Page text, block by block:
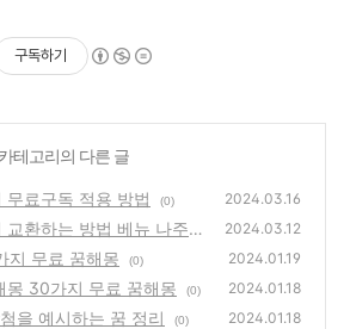
구독하기
테고리의 다른 글
무료구독 적용 방법 (0) 2024.03.16
교환하는 방법 베뉴 나주
(0)
2024.03.12
지 무료 꿈해몽 (0) 2024.01.19
몽 30가지 무료 꿈해몽 (0) 2024.01.18
을 예시하는 꿈 정리 (0) 2024.01.18